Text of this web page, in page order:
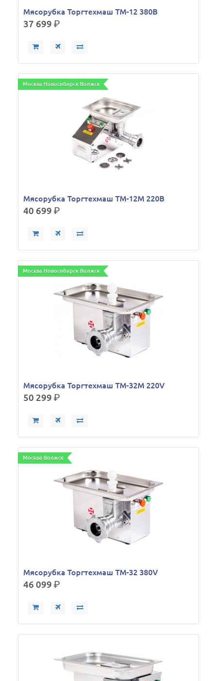
Мясорубка Торгтехмаш ТМ-12 380В
37 699р.
Москва Новосибирск Волжск
Мясорубка Торгтехмаш ТМ-12М 220В
40 699р.
Москва Новосибирск Волжск
Мясорубка Торгтехмаш ТМ-32М 220V
50 299р.
Москва Волжск
Мясорубка Торгтехмаш ТМ-32 380V
46 099р.